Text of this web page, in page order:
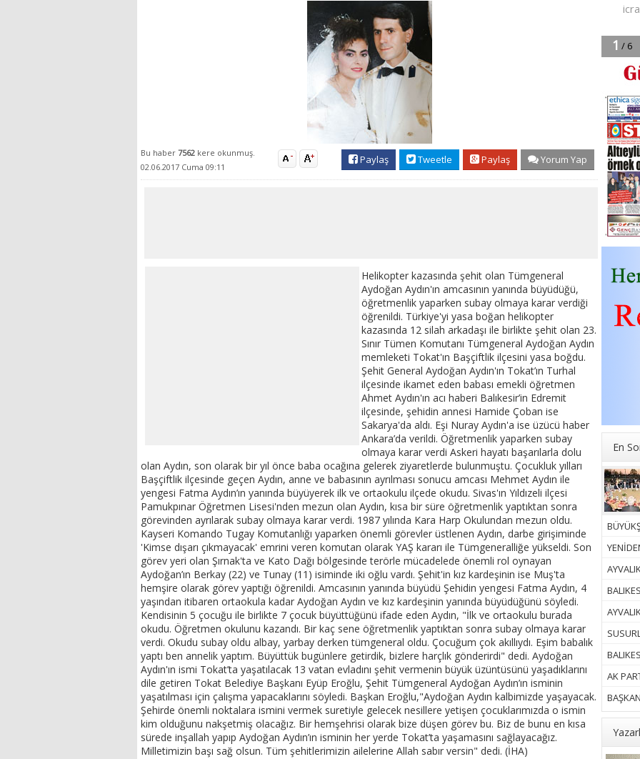
En
AK
Bu haber 7562 kere okunmuş.
02.06.2017 Cuma 09:11
Paylaş Tweetle Paylaş Yorum Yap
Helikopter kazasında şehit olan Tümgeneral
Aydoğan Aydın'ın amcasının yanında büyüdüğü,
öğretmenlik yaparken subay olmaya karar verdiği
öğrenildi. Türkiye'yi yasa boğan helikopter
kazasında 12 silah arkadaşı ile birlikte şehit olan 23.
Sınır Tümen Komutanı Tümgeneral Aydoğan Aydın
memleketi Tokat'ın Başçiftlik ilçesini yasa boğdu.
Şehit General Aydoğan Aydın'ın Tokat’ın Turhal
ilçesinde ikamet eden babası emekli öğretmen
Ahmet Aydın'ın acı haberi Balıkesir’in Edremit
ilçesinde, şehidin annesi Hamide Çoban ise
Sakarya'da aldı. Eşi Nuray Aydın'a ise üzücü haber
Ankara’da verildi. Öğretmenlik yaparken subay
olmaya karar verdi Askeri hayatı başarılarla dolu
olan Aydın, son olarak bir yıl önce baba ocağına gelerek ziyaretlerde bulunmuştu. Çocukluk yılları
Başçiftlik ilçesinde geçen Aydın, anne ve babasının ayrılması sonucu amcası Mehmet Aydın ile
yengesi Fatma Aydın’ın yanında büyüyerek ilk ve ortaokulu ilçede okudu. Sivas'ın Yıldızeli ilçesi
Pamukpınar Öğretmen Lisesi'nden mezun olan Aydın, kısa bir süre öğretmenlik yaptıktan sonra
görevinden ayrılarak subay olmaya karar verdi. 1987 yılında Kara Harp Okulundan mezun oldu.
Kayseri Komando Tugay Komutanlığı yaparken önemli görevler üstlenen Aydın, darbe girişiminde
'Kimse dışarı çıkmayacak' emrini veren komutan olarak YAŞ kararı ile Tümgeneralliğe yükseldi. Son
görev yeri olan Şırnak'ta ve Kato Dağı bölgesinde terörle mücadelede önemli rol oynayan
Aydoğan’ın Berkay (22) ve Tunay (11) isiminde iki oğlu vardı. Şehit'in kız kardeşinin ise Muş'ta
hemşire olarak görev yaptığı öğrenildi. Amcasının yanında büyüdü Şehidin yengesi Fatma Aydın, 4
yaşından itibaren ortaokula kadar Aydoğan Aydın ve kız kardeşinin yanında büyüdüğünü söyledi.
Kendisinin 5 çocuğu ile birlikte 7 çocuk büyüttüğünü ifade eden Aydın, "İlk ve ortaokulu burada
okudu. Öğretmen okulunu kazandı. Bir kaç sene öğretmenlik yaptıktan sonra subay olmaya karar
verdi. Okudu subay oldu albay, yarbay derken tümgeneral oldu. Çocuğum çok akıllıydı. Eşim babalık
yaptı ben annelik yaptım. Büyüttük bugünlere getirdik, bizlere harçlık gönderirdi" dedi. Aydoğan
Aydın'ın ismi Tokat’ta yaşatılacak 13 vatan evladını şehit vermenin büyük üzüntüsünü yaşadıklarını
dile getiren Tokat Belediye Başkanı Eyüp Eroğlu, Şehit Tümgeneral Aydoğan Aydın’ın isminin
yaşatılması için çalışma yapacaklarını söyledi. Başkan Eroğlu,"Aydoğan Aydın kalbimizde yaşayacak.
Şehirde önemli noktalara ismini vermek suretiyle gelecek nesillere yetişen çocuklarımızda o ismin
kim olduğunu nakşetmiş olacağız. Bir hemşehrisi olarak bize düşen görev bu. Biz de bunu en kısa
sürede inşallah yapıp Aydoğan Aydın’ın isminin her yerde Tokat’ta yaşamasını sağlayacağız.
Milletimizin başı sağ olsun. Tüm şehitlerimizin ailelerine Allah sabır versin" dedi. (İHA)